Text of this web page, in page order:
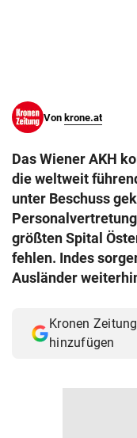
Von krone.at
Das Wiener AKH
die weltweit
unter Beschuss
größten Spital
fehlen. Indes
Ausländer
Kronen
hinzufügen